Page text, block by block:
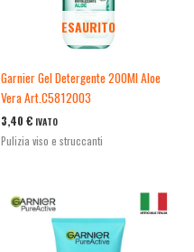
ESAURITO
Garnier Gel Detergente 200Ml Aloe
Vera Art.C5812003
3,40 € IVATO
Pulizia viso e struccanti